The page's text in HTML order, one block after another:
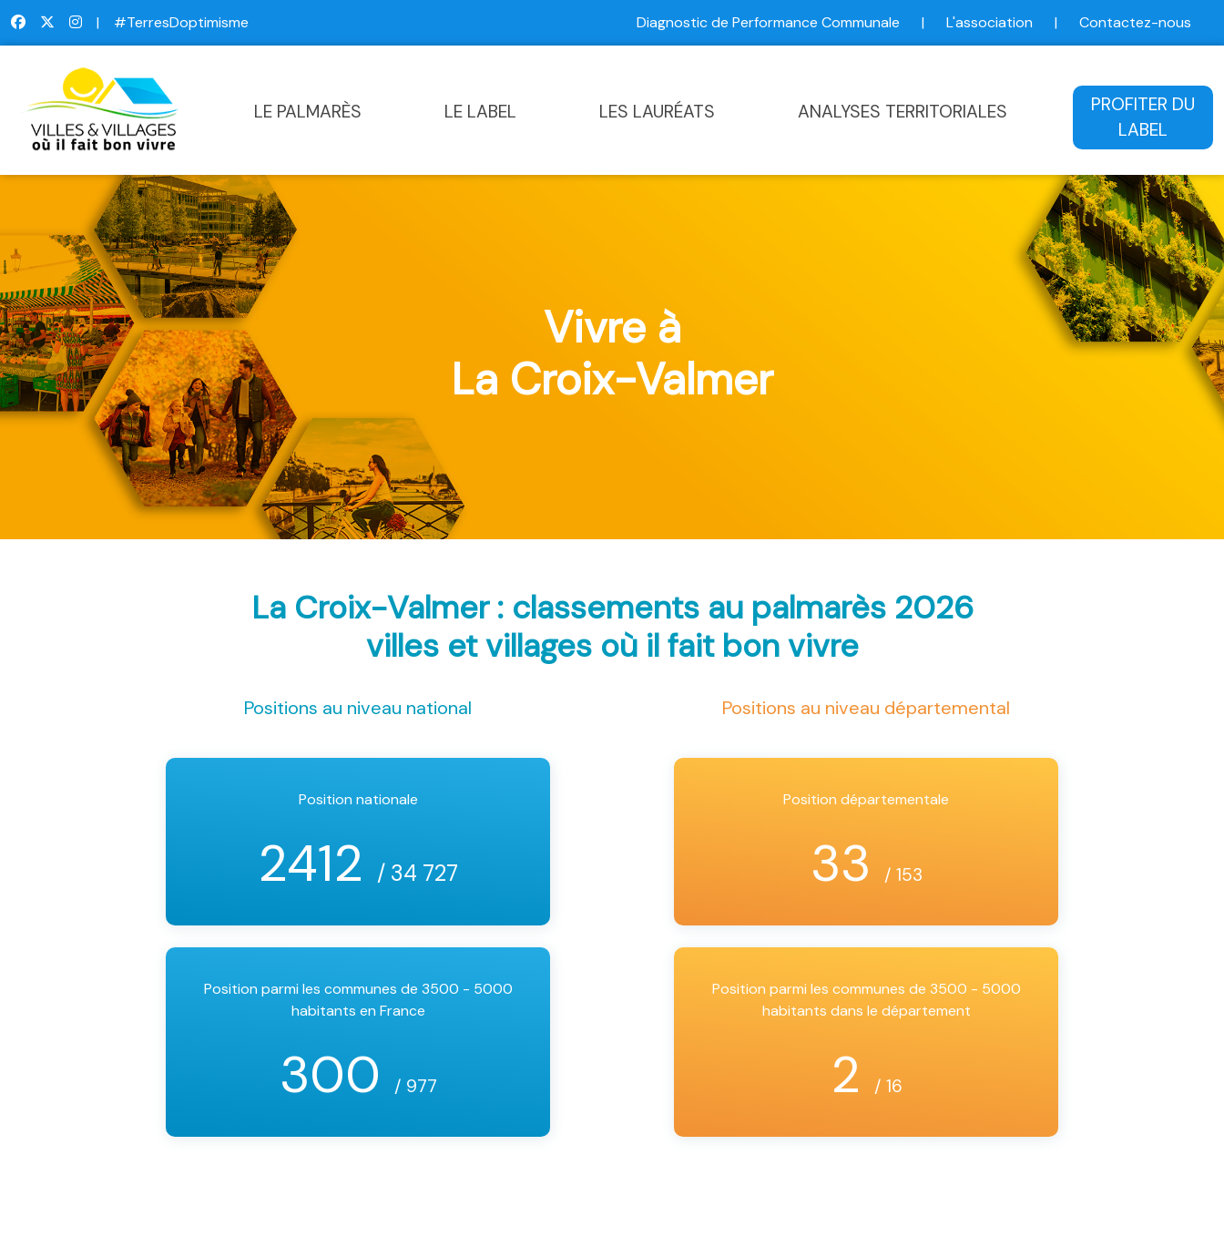
| #TerresDoptimisme Diagnostic de Performance Communale | L'association | Contactez-nous
LE PALMARÈS LE LABEL LES LAURÉATS ANALYSES TERRITORIALES
PROFITER DU
LABEL
Vivre à
La Croix-Valmer
La Croix-Valmer : classements au palmarès 2026
villes et villages où il fait bon vivre
Positions au niveau national
Position nationale
2412 / 34 727
Position parmi les communes de 3500 - 5000
habitants en France
300 / 977
Positions au niveau départemental
Position départementale
33 / 153
Position parmi les communes de 3500 - 5000
habitants dans le département
2 / 16